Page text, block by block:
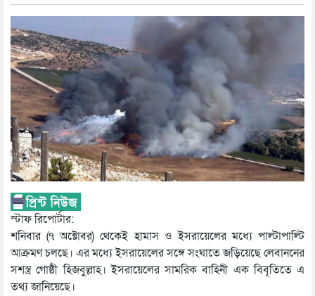
স্টাফ রিপোর্টার:
শনিবার (৭ অক্টোবর) থেকেই হামাস ও ইসরায়েলের মধ্যে পাল্টাপাল্টি
আক্রমণ চলছে। এর মধ্যে ইসরায়েলের সঙ্গে সংঘাতে জড়িয়েছে লেবাননের
সশস্ত্র গোষ্ঠী হিজবুল্লাহ। ইসরায়েলের সামরিক বাহিনী এক বিবৃতিতে এ
তথ্য জানিয়েছে।